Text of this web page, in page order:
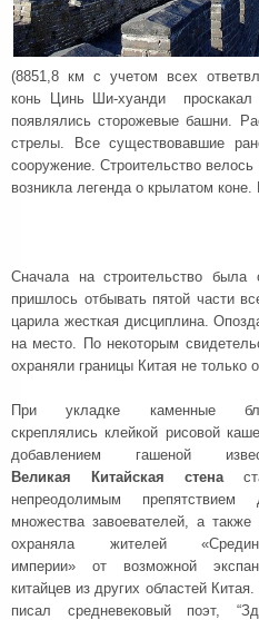
(8851,8 км с учетом всех
конь Цинь Ши-хуанди
появлялись сторожевые башни.
стрелы. Все существовавшие
сооружение. Строительство
возникла легенда о крылатом
Сначала на строительство была
пришлось отбывать пятой части
царила жесткая дисциплина.
на место. По некоторым
охраняли границы Китая не только
При укладке каменные
скреплялись клейкой рисовой
добавлением гашеной
Великая Китайская стена
непреодолимым препятствием
множества завоевателей, а также
охраняла жителей
империи» от возможной
китайцев из других областей Китая.
писал средневековый поэт,